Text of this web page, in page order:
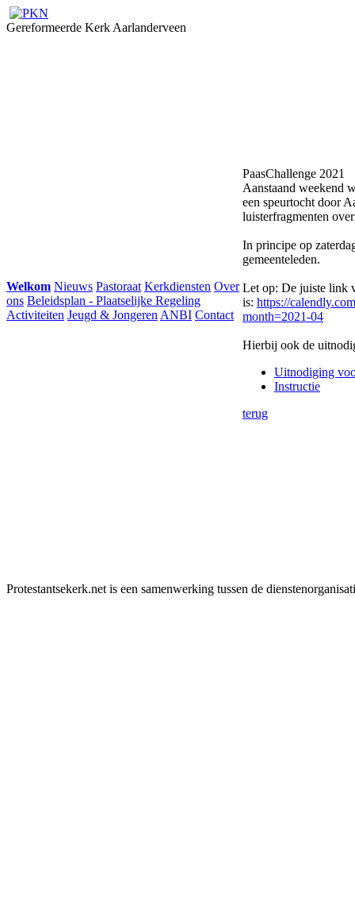
Gereformeerde Kerk Aarlanderveen
Welkom Nieuws Pastoraat Kerkdiensten Over
ons Beleidsplan - Plaatselijke Regeling
Activiteiten Jeugd & Jongeren ANBI Contact
PaasChallenge 2021
Aanstaand weekend
een speurtocht door
luisterfragmenten
In principe op
gemeenteleden.
Let op: De juiste link
is: https://
month=2021-04
Hierbij ook de
Uitnodiging
Instructie
terug
Protestantsekerk.net is een samenwerking tussen de